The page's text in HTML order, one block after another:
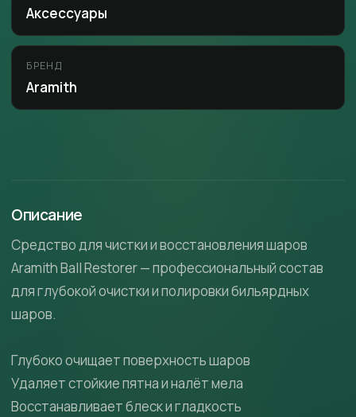
Аксессуары
БРЕНД
Aramith
Описание
Средство для чистки и восстановления шаров
Aramith Ball Restorer — профессиональный состав
для глубокой очистки и полировки бильярдных
шаров.
Глубоко очищает поверхность шаров
Удаляет стойкие пятна и налёт мела
Восстанавливает блеск и гладкость